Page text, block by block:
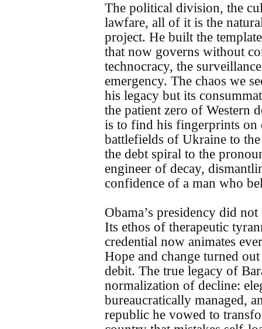
The political division, the
lawfare, all of it is the
project. He built the
that now governs without
technocracy, the
emergency. The chaos we
his legacy but its
the patient zero of Western
is to find his fingerprints on
battlefields of Ukraine to
the debt spiral to the
engineer of decay,
confidence of a man who
Obama’s presidency did
Its ethos of therapeutic
credential now animates
Hope and change turned
debit. The true legacy of
normalization of decline:
bureaucratically managed,
republic he vowed to